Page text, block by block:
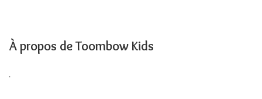
À propos de Toombow Kids
.